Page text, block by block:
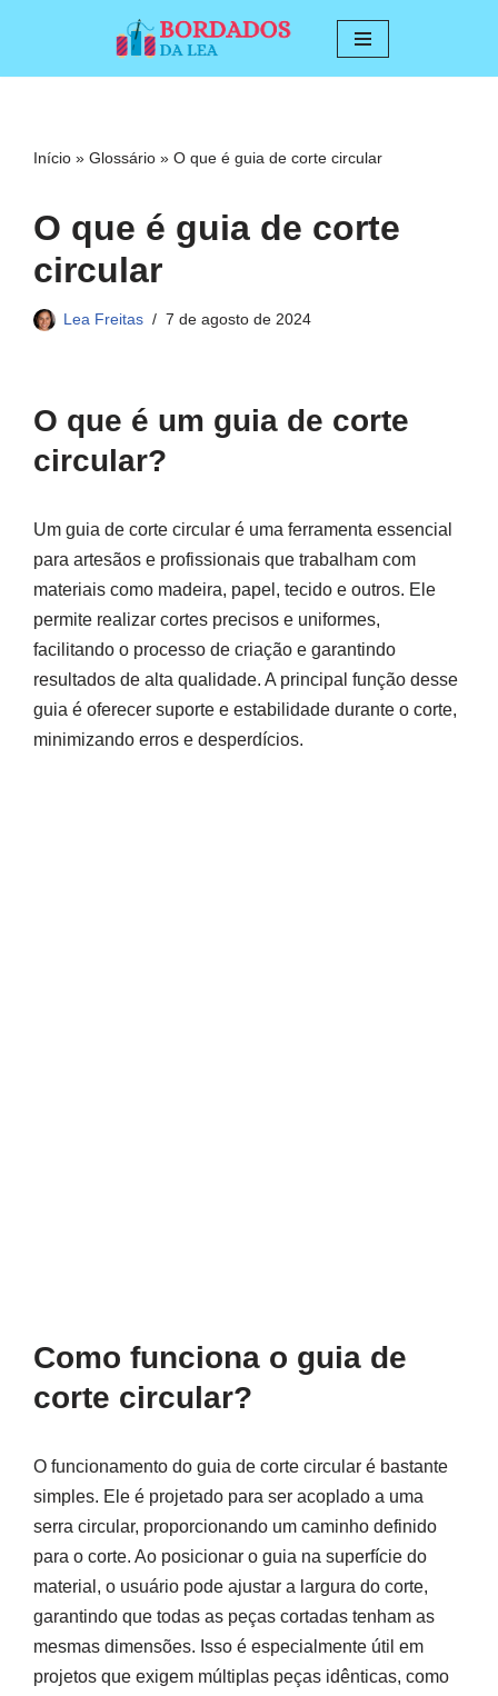
conteúdo
Início » Glossário » O que é guia de corte circular
O que é guia de corte
circular
Lea Freitas 7 de agosto de 2024
O que é um guia de corte
circular?
Um guia de corte circular é uma ferramenta essencial
para artesãos e profissionais que trabalham com
materiais como madeira, papel, tecido e outros. Ele
permite realizar cortes precisos e uniformes,
facilitando o processo de criação e garantindo
resultados de alta qualidade. A principal função desse
guia é oferecer suporte e estabilidade durante o corte,
minimizando erros e desperdícios.
Como funciona o guia de
corte circular?
O funcionamento do guia de corte circular é bastante
simples. Ele é projetado para ser acoplado a uma
serra circular, proporcionando um caminho definido
para o corte. Ao posicionar o guia na superfície do
material, o usuário pode ajustar a largura do corte,
garantindo que todas as peças cortadas tenham as
mesmas dimensões. Isso é especialmente útil em
projetos que exigem múltiplas peças idênticas, como